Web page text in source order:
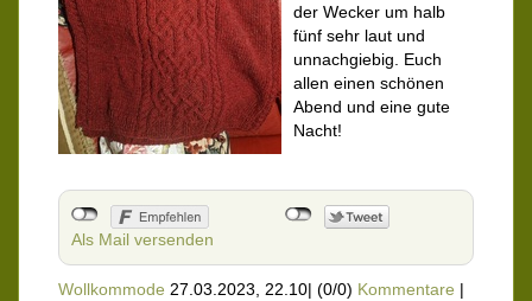
der Wecker um halb
fünf sehr laut und
unnachgiebig. Euch
allen einen schönen
Abend und eine gute
Nacht!
Als Mail versenden
Wollkommode 27.03.2023, 22.10| (0/0) Kommentare |